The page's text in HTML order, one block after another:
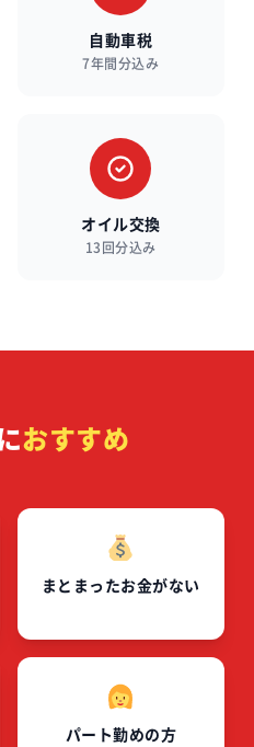
自動車税
7年間分込み
オイル交換
13回分込み
おすすめ
まとまったお金がない
パート勤めの方